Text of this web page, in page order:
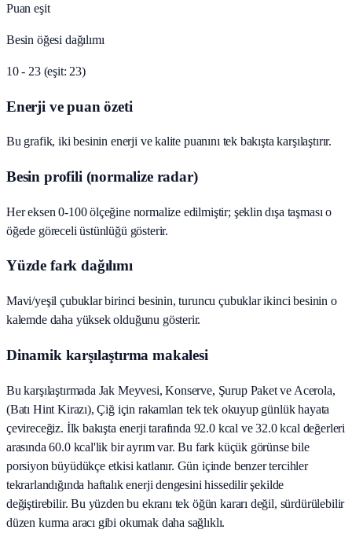
Puan eşit
Besin öğesi dağılımı
10 - 23 (eşit: 23)
Enerji ve puan özeti
Bu grafik, iki besinin enerji ve kalite puanını tek bakışta karşılaştırır.
Besin profili (normalize radar)
Her eksen 0-100 ölçeğine normalize edilmiştir; şeklin dışa taşması o
öğede göreceli üstünlüğü gösterir.
Yüzde fark dağılımı
Mavi/yeşil çubuklar birinci besinin, turuncu çubuklar ikinci besinin o
kalemde daha yüksek olduğunu gösterir.
Dinamik karşılaştırma makalesi
Bu karşılaştırmada Jak Meyvesi, Konserve, Şurup Paket ve Acerola,
(Batı Hint Kirazı), Çiğ için rakamları tek tek okuyup günlük hayata
çevireceğiz. İlk bakışta enerji tarafında 92.0 kcal ve 32.0 kcal değerleri
arasında 60.0 kcal'lik bir ayrım var. Bu fark küçük görünse bile
porsiyon büyüdükçe etkisi katlanır. Gün içinde benzer tercihler
tekrarlandığında haftalık enerji dengesini hissedilir şekilde
değiştirebilir. Bu yüzden bu ekranı tek öğün kararı değil, sürdürülebilir
düzen kurma aracı gibi okumak daha sağlıklı.